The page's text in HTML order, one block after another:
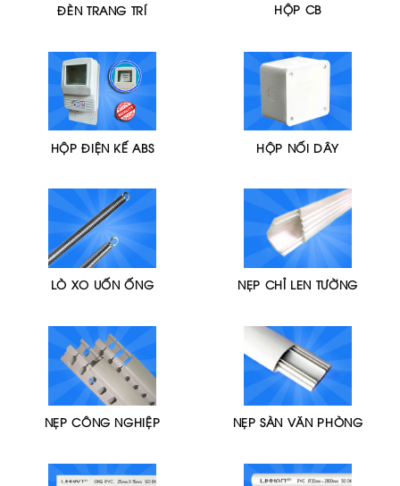
ĐÈN TRANG TRÍ HỘP CB
HỘP ĐIỆN KẾ ABS HỘP NỐI DÂY
LÒ XO UỐN ỐNG NẸP CHỈ LEN TƯỜNG
NẸP CÔNG NGHIỆP NẸP SÀN VĂN PHÒNG